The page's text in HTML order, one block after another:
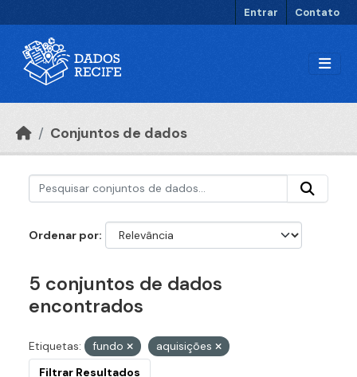
Entrar Contato
Conjuntos de dados
Ordenar por
5 conjuntos de dados
encontrados
Etiquetas: fundo
aquisições
Filtrar Resultados